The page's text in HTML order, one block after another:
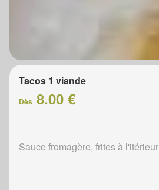
Tacos 1 viande
Dès 8.00 €
Sauce fromagère, frites à l'itérieur